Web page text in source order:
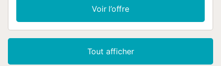
dans un cadre exclusif. Avec une distribution spacieuse et
conviviale, cette maison dispose de six chambres et cinq
salles de bain, offrant un équilibre parfait entre intimité et
catalanes, avec des sols en terre cuite, des poutres en
bois et des détails en céramique artisanale qui mettent en
Voir l’offre
Tout afficher